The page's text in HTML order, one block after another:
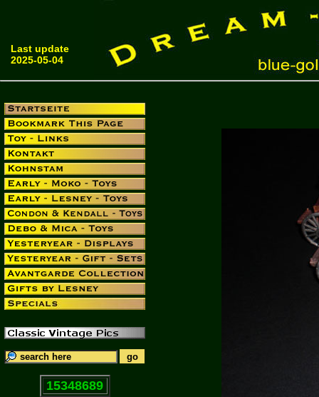
Last update
2025-05-04
15348689